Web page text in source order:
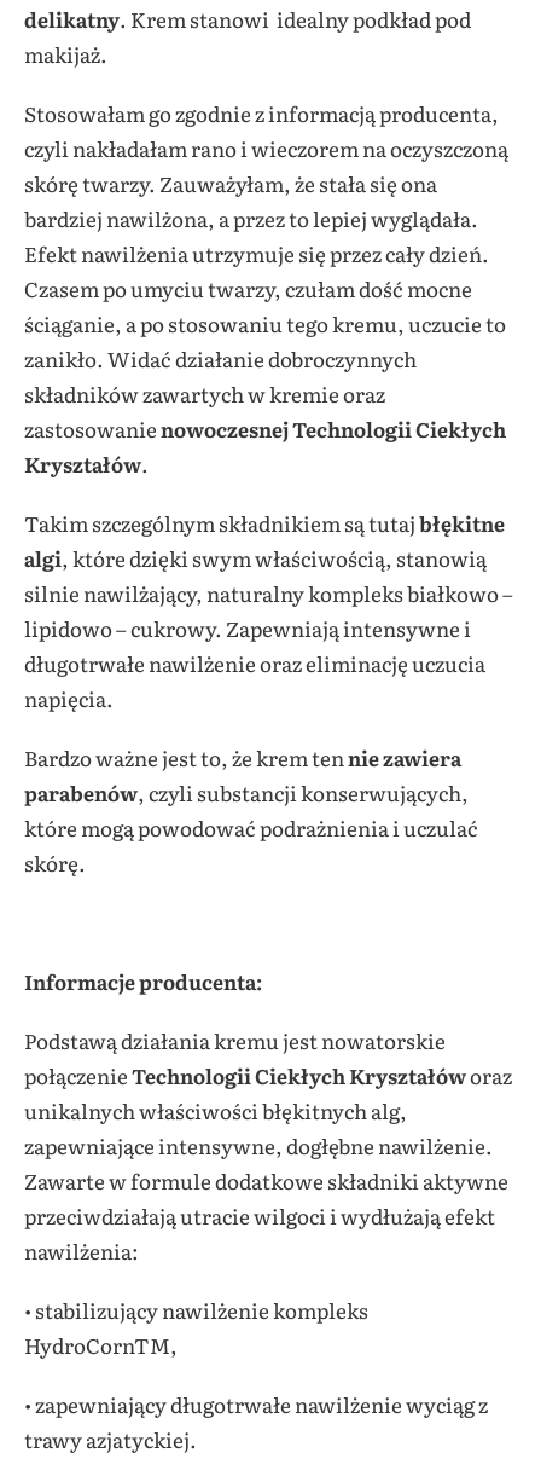
delikatny. Krem stanowi idealny podkład pod
makijaż.
Stosowałam go zgodnie z informacją producenta,
czyli nakładałam rano i wieczorem na oczyszczoną
skórę twarzy. Zauważyłam, że stała się ona
bardziej nawilżona, a przez to lepiej wyglądała.
Efekt nawilżenia utrzymuje się przez cały dzień.
Czasem po umyciu twarzy, czułam dość mocne
ściąganie, a po stosowaniu tego kremu, uczucie to
zanikło. Widać działanie dobroczynnych
składników zawartych w kremie oraz
zastosowanienowoczesnejTechnologii Ciekłych
Kryształów.
Takim szczególnym składnikiem są tutajbłękitne
algi, które dzięki swym właściwością, stanowią
silnie nawilżający, naturalny kompleks białkowo –
lipidowo – cukrowy. Zapewniają intensywne i
długotrwałe nawilżenie oraz eliminację uczucia
napięcia.
Bardzo ważne jest to, że krem tennie zawiera
parabenów, czyli substancji konserwujących,
które mogą powodować podrażnienia i uczulać
skórę.
Informacje producenta:
Podstawą działania kremu jest nowatorskie
połączenieTechnologii Ciekłych Kryształóworaz
unikalnych właściwości błękitnych alg,
zapewniające intensywne, dogłębne nawilżenie.
Zawarte w formule dodatkowe składniki aktywne
przeciwdziałają utracie wilgoci i wydłużają efekt
nawilżenia:
• stabilizujący nawilżenie kompleks
HydroCornTM,
• zapewniający długotrwałe nawilżenie wyciąg z
trawy azjatyckiej.